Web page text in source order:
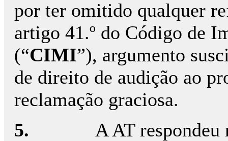
por ter omitido qualquer
artigo 41.º do Código de
(“CIMI”), argumento
de direito de audição ao
reclamação graciosa.
5. A AT